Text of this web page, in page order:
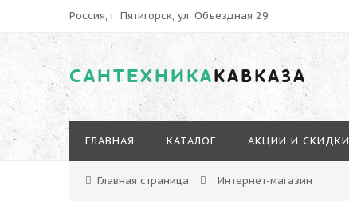
Россия, г. Пятигорск, ул. Объездная 29
САНТЕХНИКАКАВКАЗА
ГЛАВНАЯ КАТАЛОГ АКЦИИ И СКИДКИ
Главная страница Интернет-магазин